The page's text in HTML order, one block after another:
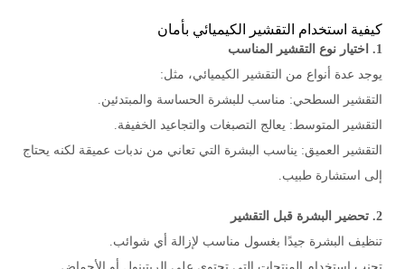
كيفية استخدام التقشير الكيميائي بأمان
1. اختيار نوع التقشير المناسب
يوجد عدة أنواع من التقشير الكيميائي، مثل:
التقشير السطحي: مناسب للبشرة الحساسة والمبتدئين.
التقشير المتوسط: يعالج التصبغات والتجاعيد الخفيفة.
التقشير العميق: يناسب البشرة التي تعاني من ندبات عميقة لكنه يحتاج
إلى استشارة طبيب.
2. تحضير البشرة قبل التقشير
تنظيف البشرة جيدًا بغسول مناسب لإزالة أي شوائب.